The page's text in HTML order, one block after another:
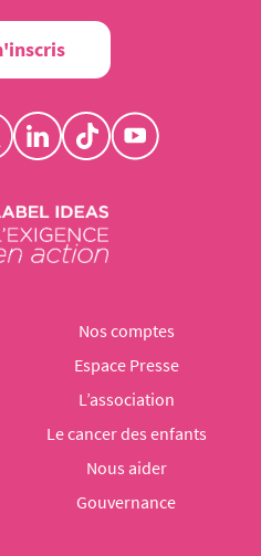
Nos comptes
Espace Presse
L’association
Le cancer des enfants
Nous aider
Gouvernance